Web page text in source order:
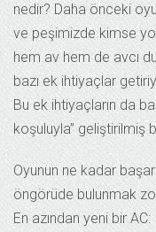
nedir? Daha önceki
ve peşimizde kimse
hem av hem de avcı
bazı ek ihtiyaçlar
Bu ek ihtiyaçların da
koşuluyla” geliştirilmiş
Oyunun ne kadar
öngörüde bulunmak
En azından yeni bir